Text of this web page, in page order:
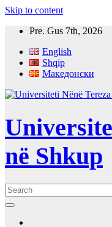
Skip to content
Pre. Gus 7th, 2026
English
Shqip
Македонски
në Shkup